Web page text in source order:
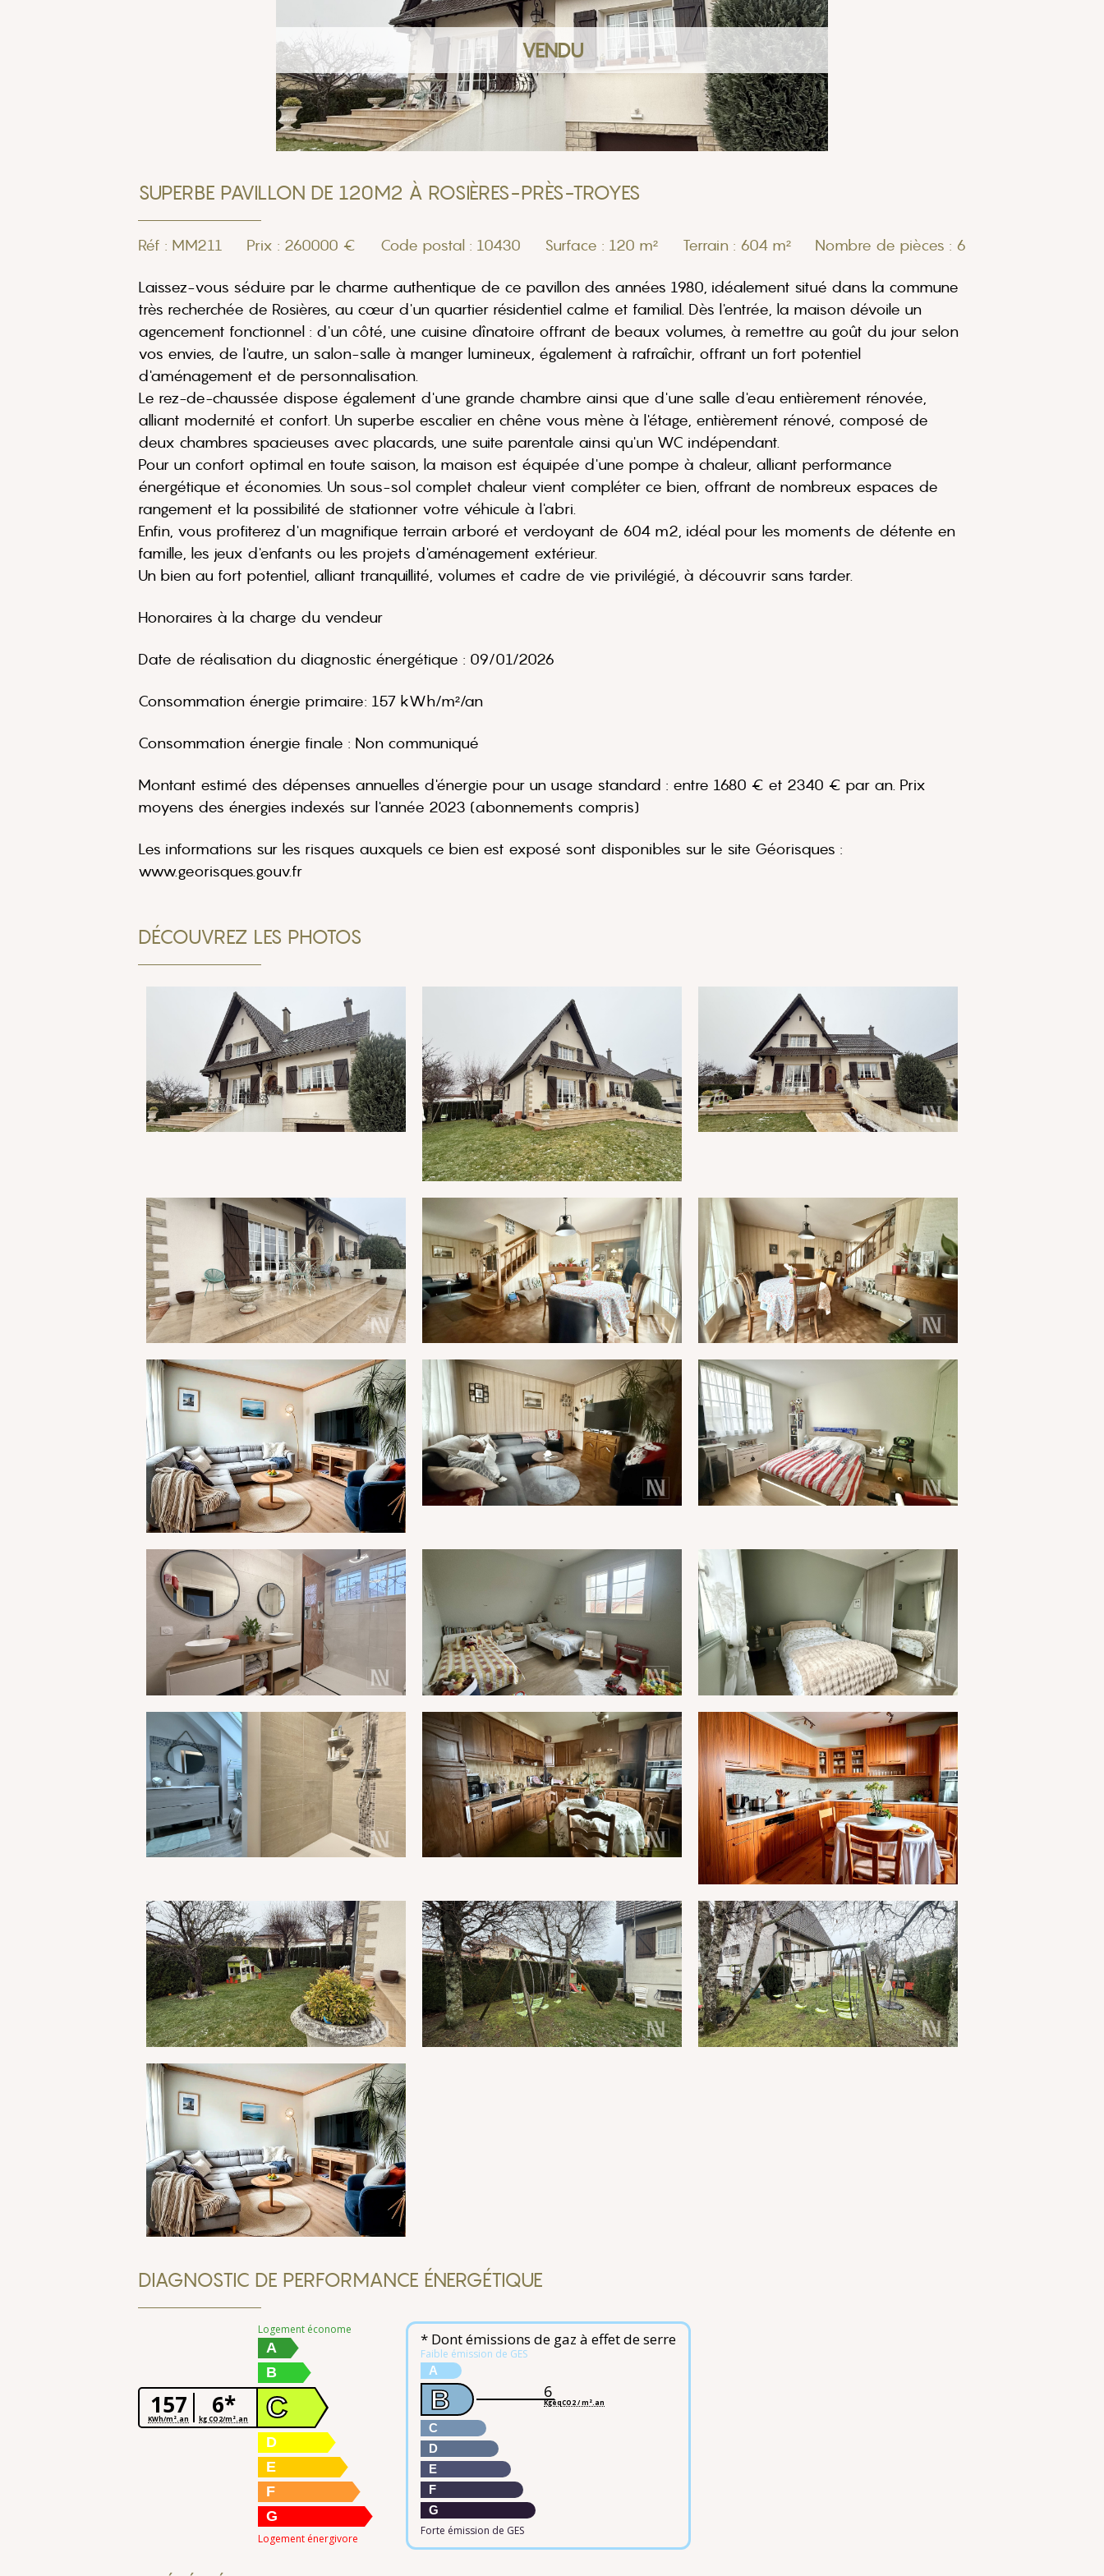
VENDU
SUPERBE PAVILLON DE 120M2 À ROSIÈRES-PRÈS-TROYES
Réf : MM211 Prix : 260000 € Code postal : 10430 Surface : 120 m² Terrain : 604 m² Nombre de pièces : 6
Laissez-vous séduire par le charme authentique de ce pavillon des années 1980, idéalement situé dans la commune
très recherchée de Rosières, au cœur d'un quartier résidentiel calme et familial. Dès l'entrée, la maison dévoile un
agencement fonctionnel : d'un côté, une cuisine dînatoire offrant de beaux volumes, à remettre au goût du jour selon
vos envies, de l'autre, un salon-salle à manger lumineux, également à rafraîchir, offrant un fort potentiel
d'aménagement et de personnalisation.
Le rez-de-chaussée dispose également d'une grande chambre ainsi que d'une salle d'eau entièrement rénovée,
alliant modernité et confort. Un superbe escalier en chêne vous mène à l'étage, entièrement rénové, composé de
deux chambres spacieuses avec placards, une suite parentale ainsi qu'un WC indépendant.
Pour un confort optimal en toute saison, la maison est équipée d'une pompe à chaleur, alliant performance
énergétique et économies. Un sous-sol complet chaleur vient compléter ce bien, offrant de nombreux espaces de
rangement et la possibilité de stationner votre véhicule à l'abri.
Enfin, vous profiterez d'un magnifique terrain arboré et verdoyant de 604 m2, idéal pour les moments de détente en
famille, les jeux d'enfants ou les projets d'aménagement extérieur.
Un bien au fort potentiel, alliant tranquillité, volumes et cadre de vie privilégié, à découvrir sans tarder.
Honoraires à la charge du vendeur
Date de réalisation du diagnostic énergétique : 09/01/2026
Consommation énergie primaire: 157 kWh/m²/an
Consommation énergie finale : Non communiqué
Montant estimé des dépenses annuelles d'énergie pour un usage standard : entre 1680 € et 2340 € par an. Prix
moyens des énergies indexés sur l'année 2023 (abonnements compris)
Les informations sur les risques auxquels ce bien est exposé sont disponibles sur le site Géorisques :
www.georisques.gouv.fr
DÉCOUVREZ LES PHOTOS
DIAGNOSTIC DE PERFORMANCE ÉNERGÉTIQUE
157
KWh/m².an 6*
kg CO2/m².an
Logement économe
A
B
C
D
E
F
G
Logement énergivore
* Dont émissions de gaz à effet de serre
Faible émission de GES
A
B
C
D
E
F
G
Forte émission de GES
6
KgéqCO2 / m².an